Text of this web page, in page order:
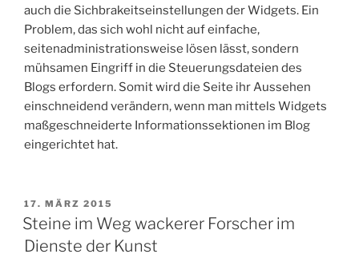
auch die Sichbrakeitseinstellungen der Widgets. Ein
Problem, das sich wohl nicht auf einfache,
seitenadministrationsweise lösen lässt, sondern
mühsamen Eingriff in die Steuerungsdateien des
Blogs erfordern. Somit wird die Seite ihr Aussehen
einschneidend verändern, wenn man mittels Widgets
maßgeschneiderte Informationssektionen im Blog
eingerichtet hat.
VERÖFFENTLICHT
AM
17. MÄRZ 2015
Steine im Weg wackerer Forscher im
Dienste der Kunst